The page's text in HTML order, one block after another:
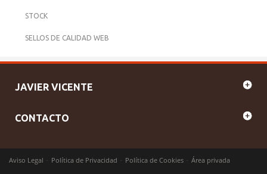
STOCK
SELLOS DE CALIDAD WEB
JAVIER VICENTE
CONTACTO
Aviso Legal Política de Privacidad Política de Cookies Área privada